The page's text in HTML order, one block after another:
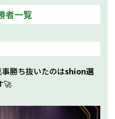
者一覧
勝ち抜いたのはshion選
🚀